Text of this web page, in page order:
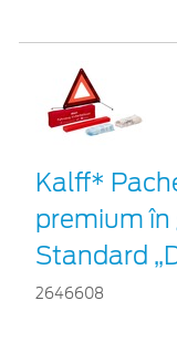
Kalff*
premium în
Standard
2646608